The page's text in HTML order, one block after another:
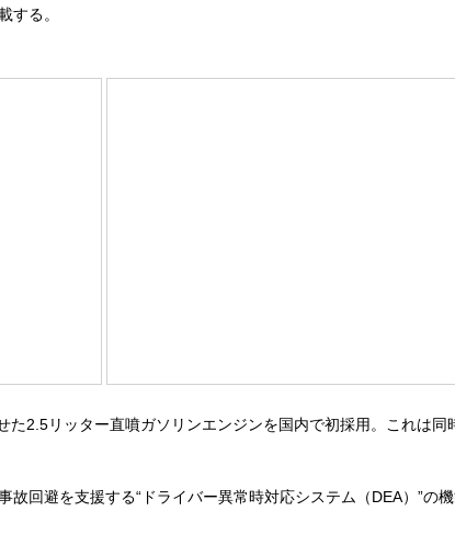
する。
2.5リッター直噴ガソリンエンジンを国内で初採用。これは
回避を支援する“ドライバー異常時対応システム（DEA）”の機